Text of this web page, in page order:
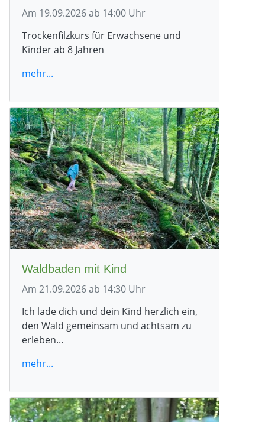
Am 19.09.2026 ab 14:00 Uhr
Trockenfilzkurs für Erwachsene und
Kinder ab 8 Jahren
mehr...
Waldbaden mit Kind
Am 21.09.2026 ab 14:30 Uhr
Ich lade dich und dein Kind herzlich ein,
den Wald gemeinsam und achtsam zu
erleben...
mehr...